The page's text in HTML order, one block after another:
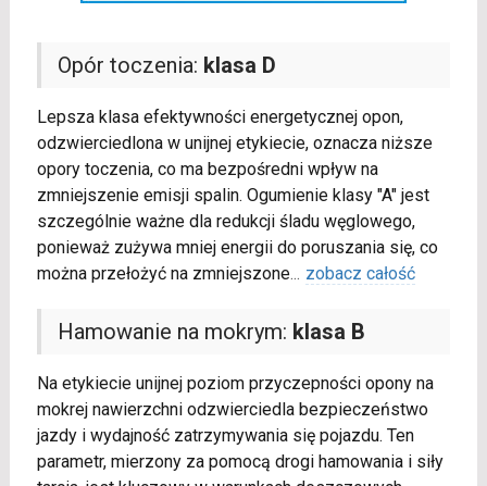
Opór toczenia: klasa D
Lepsza klasa efektywności energetycznej opon,
odzwierciedlona w unijnej etykiecie, oznacza niższe
opory toczenia, co ma bezpośredni wpływ na
zmniejszenie emisji spalin. Ogumienie klasy "A" jest
szczególnie ważne dla redukcji śladu węglowego,
ponieważ zużywa mniej energii do poruszania się, co
można przełożyć na zmniejszone... zobacz całość
Hamowanie na mokrym: klasa B
Na etykiecie unijnej poziom przyczepności opony na
mokrej nawierzchni odzwierciedla bezpieczeństwo
jazdy i wydajność zatrzymywania się pojazdu. Ten
parametr, mierzony za pomocą drogi hamowania i siły